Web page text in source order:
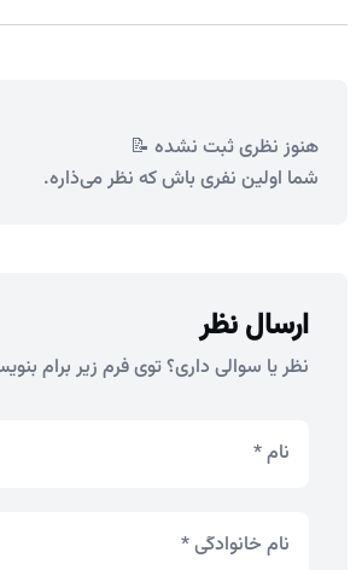
هنوز نظری ثبت نشده 📝
شما اولین نفری باش که نظر می‌ذاره.
ارسال نظر
نظر یا سوالی داری؟ توی فرم زیر برام